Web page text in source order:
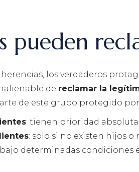
pueden
los verdaderos
de reclamar la
de este grupo protegido
: tienen prioridad absoluta
: solo si no existen hijos o
bajo determinadas condiciones